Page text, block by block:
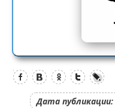
Дата публикации: